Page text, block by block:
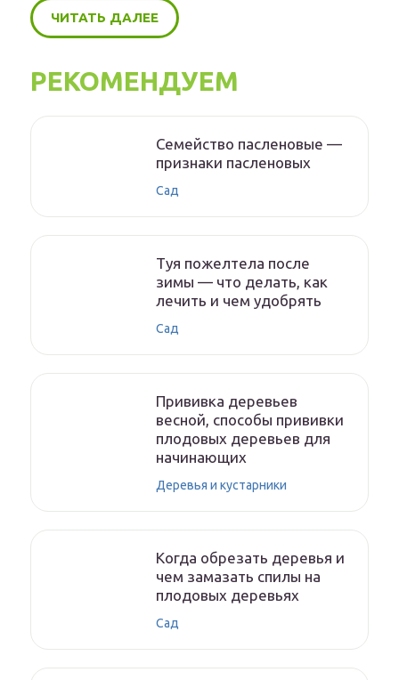
ЧИТАТЬ ДАЛЕЕ
РЕКОМЕНДУЕМ
Семейство пасленовые —
признаки пасленовых
Сад
Туя пожелтела после
зимы — что делать, как
лечить и чем удобрять
Сад
Прививка деревьев
весной, способы прививки
плодовых деревьев для
начинающих
Деревья и кустарники
Когда обрезать деревья и
чем замазать спилы на
плодовых деревьях
Сад